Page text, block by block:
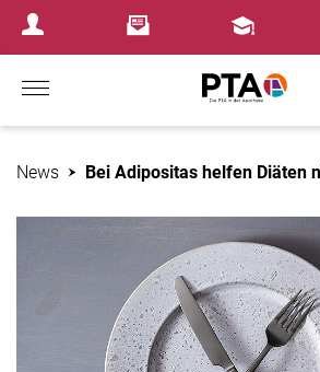
Login MenuNewsletter
Home
News Bei Adipositas helfen Diäten